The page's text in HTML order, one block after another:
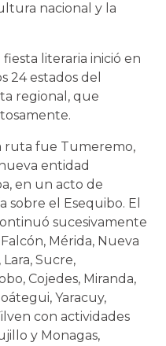
nacional y la
literaria inició en
24 estados del
regional, que
ruta fue Tumeremo,
entidad
en un acto de
sobre el Esequibo. El
sucesivamente
Mérida, Nueva
Lara, Sucre,
Cojedes, Miranda,
Yaracuy,
con actividades
y Monagas,